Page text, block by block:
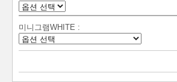
미니그램WHITE :